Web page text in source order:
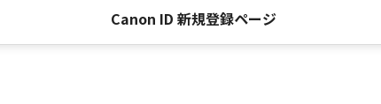
Canon ID 新規登録ページ